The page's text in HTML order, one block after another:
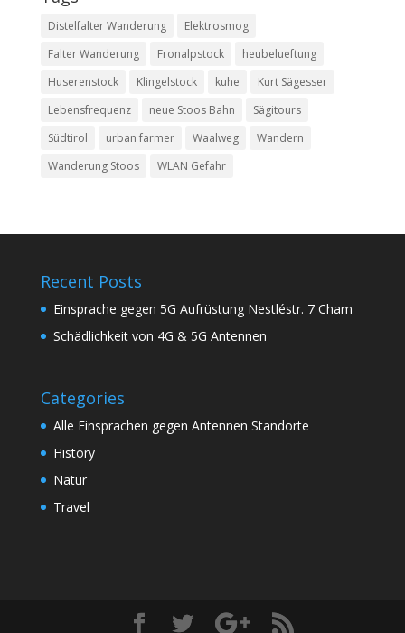
Distelfalter Wanderung
Elektrosmog
Falter Wanderung
Fronalpstock
heubelueftung
Huserenstock
Klingelstock kuhe
Kurt Sägesser
Lebensfrequenz
neue Stoos Bahn
Sägitours
Südtirol
urban farmer Waalweg
Wandern
Wanderung Stoos
WLAN Gefahr
Recent Posts
Einsprache gegen 5G Aufrüstung Nestléstr. 7 Cham
Schädlichkeit von 4G & 5G Antennen
Categories
Alle Einsprachen gegen Antennen Standorte
History
Natur
Travel